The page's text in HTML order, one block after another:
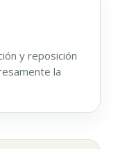
y reposición
la